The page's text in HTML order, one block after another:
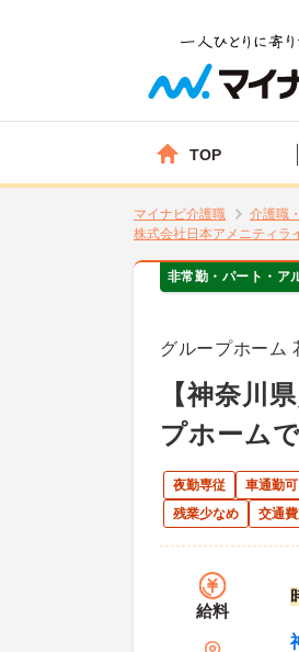
TOP
マイナビ介護職 介護職
株式会社日本アメニティラ
非常勤・パート・ア
グループホーム
【神奈川
プホーム
夜勤専従 車通勤可
残業少なめ
交通
給料